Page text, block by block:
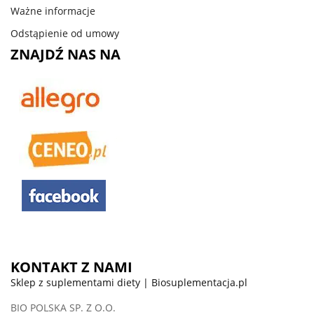
Ważne informacje
Odstąpienie od umowy
ZNAJDŹ NAS NA
KONTAKT Z NAMI
Sklep z suplementami diety | Biosuplementacja.pl
BIO POLSKA SP. Z O.O.